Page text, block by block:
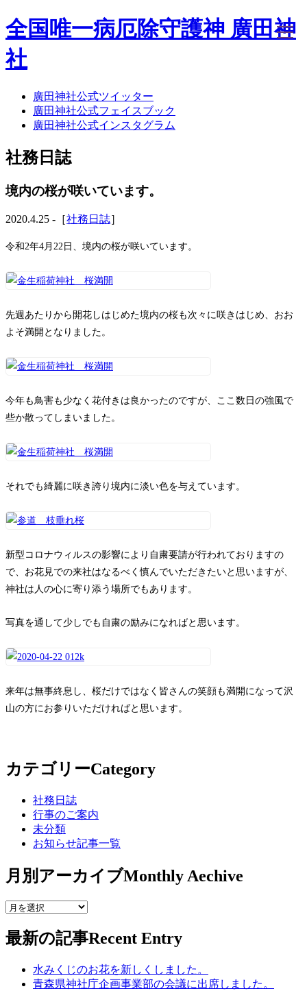
全国唯一病厄除守護神 廣田神
社
ホーム
社務日誌
お知らせ
年間祭事のご案内
お願いごと
神前結婚式
ご相談
八甲田山神社
水子葬
お問い合わせ
廣田神社公式ツイッター
廣田神社公式フェイスブック
廣田神社公式インスタグラム
社務日誌
境内の桜が咲いています。
2020.4.25 -［社務日誌］
令和2年4月22日、境内の桜が咲いています。
先週あたりから開花しはじめた境内の桜も次々に咲きはじめ、おお
よそ満開となりました。
今年も鳥害も少なく花付きは良かったのですが、ここ数日の強風で
些か散ってしまいました。
それでも綺麗に咲き誇り境内に淡い色を与えています。
新型コロナウィルスの影響により自粛要請が行われておりますの
で、お花見での来社はなるべく慎んでいただきたいと思いますが、
神社は人の心に寄り添う場所でもあります。
写真を通して少しでも自粛の励みになればと思います。
来年は無事終息し、桜だけではなく皆さんの笑顔も満開になって沢
山の方にお参りいただければと思います。
カテゴリーCategory
社務日誌
行事のご案内
未分類
お知らせ記事一覧
月別アーカイブMonthly Aechive
最新の記事Recent Entry
水みくじのお花を新しくしました。
青森県神社庁企画事業部の会議に出席しました。